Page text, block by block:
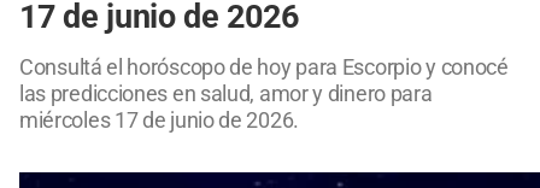
17 de junio de 2026
Consultá el horóscopo de hoy para Escorpio y conocé
las predicciones en salud, amor y dinero para
miércoles 17 de junio de 2026.